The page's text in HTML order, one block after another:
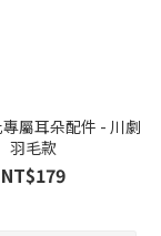
屬耳朵配件 - 川劇
羽毛款
NT$179